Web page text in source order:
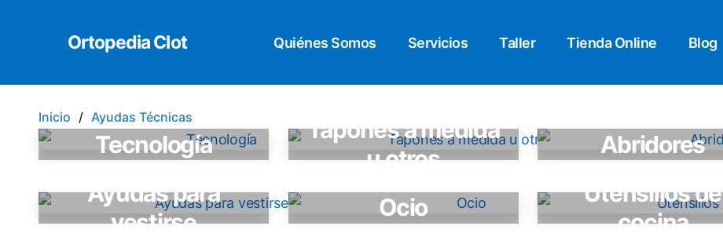
Ortopedia Clot Quiénes Somos Servicios Taller Tienda Online Blog
Inicio Ayudas Técnicas
Tecnología
Tapones a medida
u otros
Abridores
Ayudas para
vestirse
Ocio
Utensilios de
cocina